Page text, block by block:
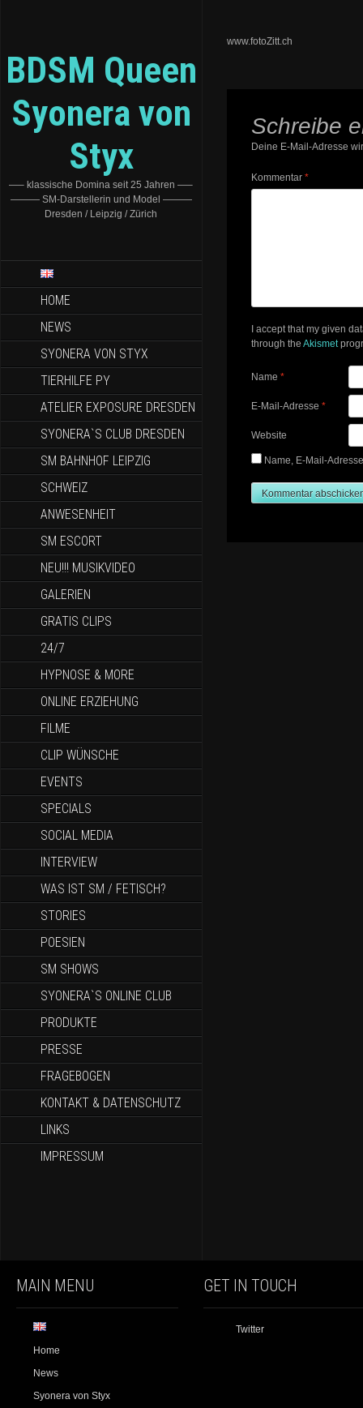
BDSM Queen
Syonera von
Styx
—– klassische Domina seit 25 Jahren —–
——— SM-Darstellerin und Model ———
Dresden / Leipzig / Zürich
HOME
NEWS
SYONERA VON STYX
TIERHILFE PY
ATELIER EXPOSURE DRESDEN
SYONERA`S CLUB DRESDEN
SM BAHNHOF LEIPZIG
SCHWEIZ
ANWESENHEIT
SM ESCORT
NEU!!! MUSIKVIDEO
GALERIEN
GRATIS CLIPS
24/7
HYPNOSE & MORE
ONLINE ERZIEHUNG
FILME
CLIP WÜNSCHE
EVENTS
SPECIALS
SOCIAL MEDIA
INTERVIEW
WAS IST SM / FETISCH?
STORIES
POESIEN
SM SHOWS
SYONERA`S ONLINE CLUB
PRODUKTE
PRESSE
FRAGEBOGEN
KONTAKT & DATENSCHUTZ
LINKS
IMPRESSUM
www.fotoZitt.ch
Schreibe
Deine E-Mail-Adresse
Kommentar *
I accept that my given
through the Akismet
Name *
E-Mail-Adresse *
Website
Name, E-Mail-
MAIN MENU
Home
News
Syonera von Styx
GET IN TOUCH
Twitter